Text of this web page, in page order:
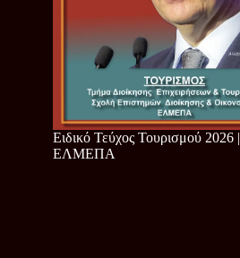
Ειδικό Τεύχος Τουρισμού 2026 |
ΕΛΜΕΠΑ